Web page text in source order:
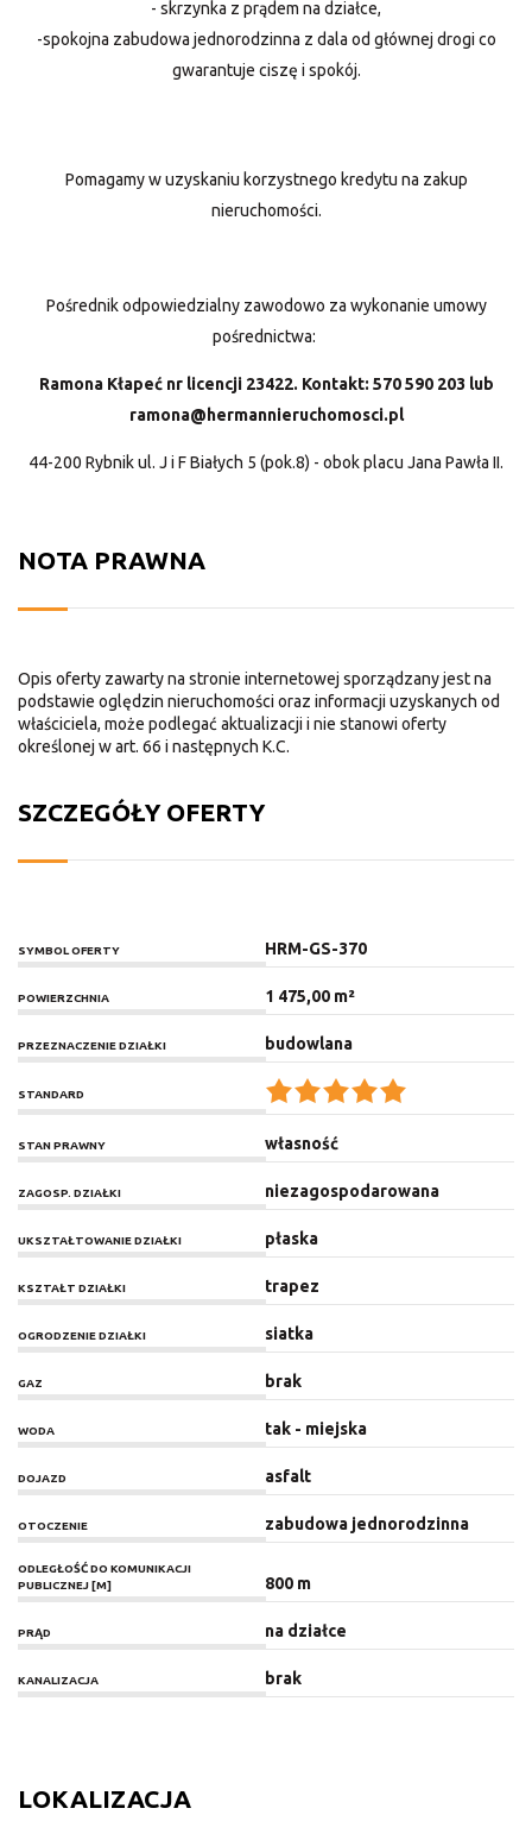
- skrzynka z prądem na działce,
-spokojna zabudowa jednorodzinna z dala od głównej drogi co
gwarantuje ciszę i spokój.
Pomagamy w uzyskaniu korzystnego kredytu na zakup
nieruchomości.
Pośrednik odpowiedzialny zawodowo za wykonanie umowy
pośrednictwa:
Ramona Kłapeć nr licencji 23422. Kontakt: 570 590 203 lub
ramona@hermannieruchomosci.pl
44-200 Rybnik ul. J i F Białych 5 (pok.8) - obok placu Jana Pawła II.
NOTA PRAWNA
Opis oferty zawarty na stronie internetowej sporządzany jest na
podstawie oględzin nieruchomości oraz informacji uzyskanych od
właściciela, może podlegać aktualizacji i nie stanowi oferty
określonej w art. 66 i następnych K.C.
SZCZEGÓŁY OFERTY
SYMBOL OFERTY HRM-GS-370
POWIERZCHNIA 1 475,00 m²
PRZEZNACZENIE DZIAŁKI budowlana
STANDARD
STAN PRAWNY własność
ZAGOSP. DZIAŁKI niezagospodarowana
UKSZTAŁTOWANIE DZIAŁKI płaska
KSZTAŁT DZIAŁKI trapez
OGRODZENIE DZIAŁKI siatka
GAZ brak
WODA tak - miejska
DOJAZD asfalt
OTOCZENIE zabudowa jednorodzinna
ODLEGŁOŚĆ DO KOMUNIKACJI
PUBLICZNEJ [M]
800 m
PRĄD na działce
KANALIZACJA brak
LOKALIZACJA